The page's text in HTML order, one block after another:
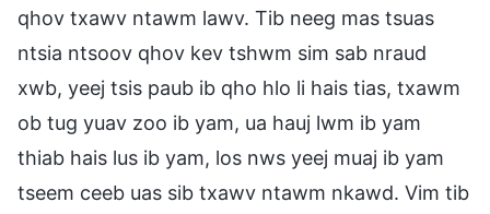
qhov txawv ntawm lawv. Tib neeg mas tsuas
ntsia ntsoov qhov kev tshwm sim sab nraud
xwb, yeej tsis paub ib qho hlo li hais tias, txawm
ob tug yuav zoo ib yam, ua hauj lwm ib yam
thiab hais lus ib yam, los nws yeej muaj ib yam
tseem ceeb uas sib txawv ntawm nkawd. Vim tib